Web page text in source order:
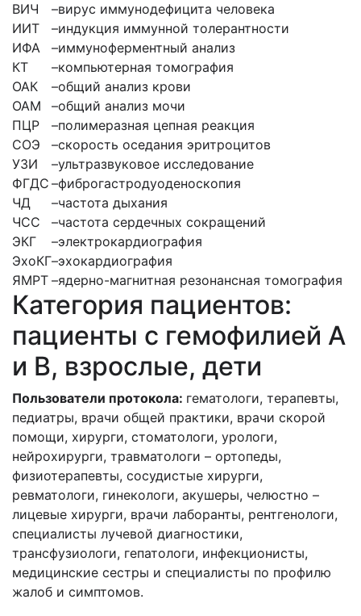
ВИЧ
–вирус иммунодефицита человека
ИИТ
–индукция иммунной толерантности
ИФА
–иммуноферментный анализ
КТ
–компьютерная томография
ОАК
–общий анализ крови
ОАМ
–общий анализ мочи
ПЦР
–полимеразная цепная реакция
СОЭ
–скорость оседания эритроцитов
УЗИ
–ультразвуковое исследование
ФГДС –фиброгастродуоденоскопия
ЧД
–частота дыхания
ЧСС
–частота сердечных сокращений
ЭКГ
–электрокардиография
ЭхоКГ–эхокардиография
ЯМРТ –ядерно-магнитная резонансная томография
Категория пациентов:
пациенты с гемофилией А
и В, взрослые, дети
Пользователи протокола: гематологи, терапевты,
педиатры, врачи общей практики, врачи скорой
помощи, хирурги, стоматологи, урологи,
нейрохирурги, травматологи – ортопеды,
физиотерапевты, сосудистые хирурги,
ревматологи, гинекологи, акушеры, челюстно –
лицевые хирурги, врачи лаборанты, рентгенологи,
специалисты лучевой диагностики,
трансфузиологи, гепатологи, инфекционисты,
медицинские сестры и специалисты по профилю
жалоб и симптомов.